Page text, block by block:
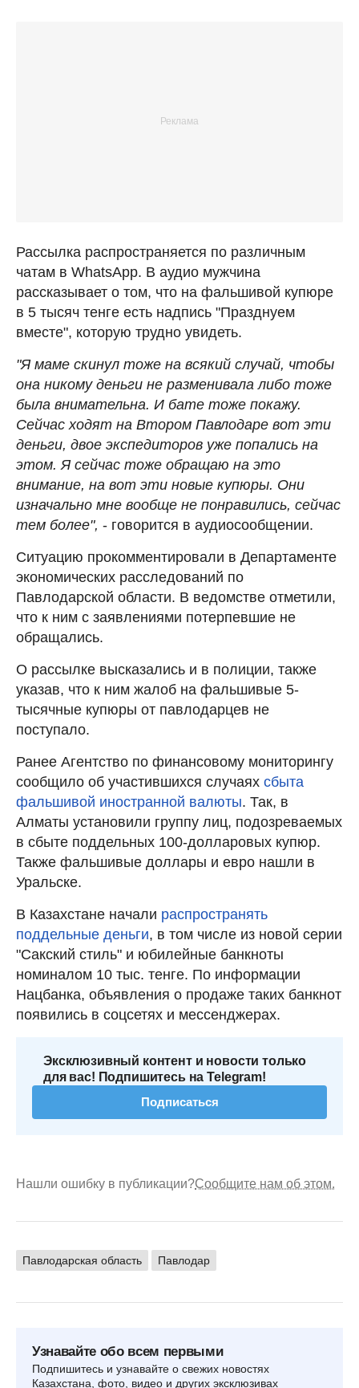
Рассылка распространяется по различным
чатам в WhatsApp. В аудио мужчина
рассказывает о том, что на фальшивой купюре
в 5 тысяч тенге есть надпись "Празднуем
вместе", которую трудно увидеть.
"Я маме скинул тоже на всякий случай, чтобы
она никому деньги не разменивала либо тоже
была внимательна. И бате тоже покажу.
Сейчас ходят на Втором Павлодаре вот эти
деньги, двое экспедиторов уже попались на
этом. Я сейчас тоже обращаю на это
внимание, на вот эти новые купюры. Они
изначально мне вообще не понравились, сейчас
тем более", - говорится в аудиосообщении.
Ситуацию прокомментировали в Департаменте
экономических расследований по
Павлодарской области. В ведомстве отметили,
что к ним с заявлениями потерпевшие не
обращались.
О рассылке высказались и в полиции, также
указав, что к ним жалоб на фальшивые 5-
тысячные купюры от павлодарцев не
поступало.
Ранее Агентство по финансовому мониторингу
сообщило об участившихся случаях сбыта
фальшивой иностранной валюты. Так, в
Алматы установили группу лиц, подозреваемых
в сбыте поддельных 100-долларовых купюр.
Также фальшивые доллары и евро нашли в
Уральске.
В Казахстане начали распространять
поддельные деньги, в том числе из новой серии
"Сакский стиль" и юбилейные банкноты
номиналом 10 тыс. тенге. По информации
Нацбанка, объявления о продаже таких банкнот
появились в соцсетях и мессенджерах.
Эксклюзивный контент и новости только
для вас! Подпишитесь на Telegram!
Подписаться
Нашли ошибку в публикации?Сообщите нам об этом.
Павлодарская область Павлодар
Узнавайте обо всем первыми
Подпишитесь и узнавайте о свежих новостях
Казахстана, фото, видео и других эксклюзивах